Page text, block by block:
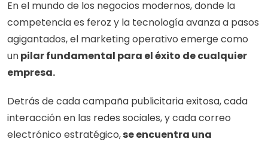
En el mundo de los negocios modernos, donde la
competencia es feroz y la tecnología avanza a pasos
agigantados, el marketing operativo emerge como
un pilar fundamental para el éxito de cualquier
empresa.
Detrás de cada campaña publicitaria exitosa, cada
interacción en las redes sociales, y cada correo
electrónico estratégico, se encuentra una